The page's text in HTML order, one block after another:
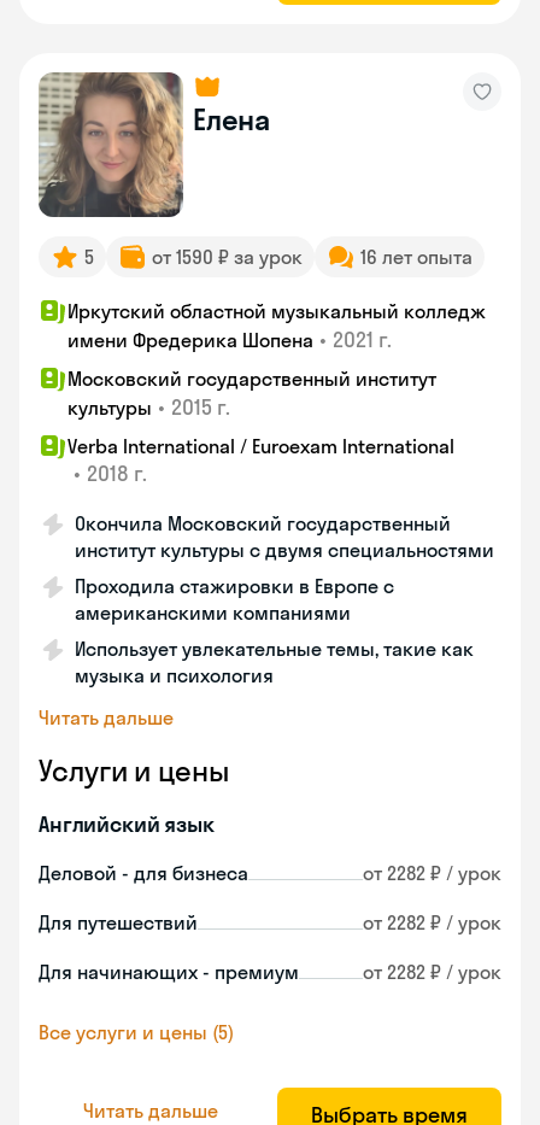
Елена
5 от 1590 ₽ за урок 16 лет опыта
Иркутский областной музыкальный колледж
имени Фредерика Шопена • 2021 г.
Московский государственный институт
культуры • 2015 г.
Verba International / Euroexam International
• 2018 г.
Окончила Московский государственный
институт культуры с двумя специальностями
Проходила стажировки в Европе с
американскими компаниями
Использует увлекательные темы, такие как
музыка и психология
Читать дальше
Услуги и цены
Английский язык
Деловой - для бизнеса от 2282 ₽ / урок
Для путешествий от 2282 ₽ / урок
Для начинающих - премиум от 2282 ₽ / урок
Все услуги и цены (5)
Читать дальше Выбрать время